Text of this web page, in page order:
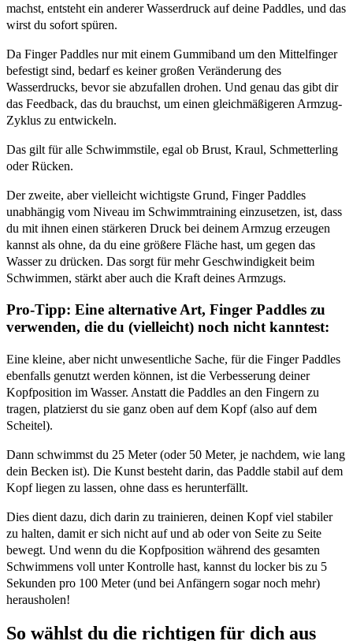
machst, entsteht ein anderer Wasserdruck auf deine Paddles, und das
wirst du sofort spüren.
Da Finger Paddles nur mit einem Gummiband um den Mittelfinger
befestigt sind, bedarf es keiner großen Veränderung des
Wasserdrucks, bevor sie abzufallen drohen. Und genau das gibt dir
das Feedback, das du brauchst, um einen gleichmäßigeren Armzug-
Zyklus zu entwickeln.
Das gilt für alle Schwimmstile, egal ob Brust, Kraul, Schmetterling
oder Rücken.
Der zweite, aber vielleicht wichtigste Grund, Finger Paddles
unabhängig vom Niveau im Schwimmtraining einzusetzen, ist, dass
du mit ihnen einen stärkeren Druck bei deinem Armzug erzeugen
kannst als ohne, da du eine größere Fläche hast, um gegen das
Wasser zu drücken. Das sorgt für mehr Geschwindigkeit beim
Schwimmen, stärkt aber auch die Kraft deines Armzugs.
Pro-Tipp: Eine alternative Art, Finger Paddles zu
verwenden, die du (vielleicht) noch nicht kanntest:
Eine kleine, aber nicht unwesentliche Sache, für die Finger Paddles
ebenfalls genutzt werden können, ist die Verbesserung deiner
Kopfposition im Wasser. Anstatt die Paddles an den Fingern zu
tragen, platzierst du sie ganz oben auf dem Kopf (also auf dem
Scheitel).
Dann schwimmst du 25 Meter (oder 50 Meter, je nachdem, wie lang
dein Becken ist). Die Kunst besteht darin, das Paddle stabil auf dem
Kopf liegen zu lassen, ohne dass es herunterfällt.
Dies dient dazu, dich darin zu trainieren, deinen Kopf viel stabiler
zu halten, damit er sich nicht auf und ab oder von Seite zu Seite
bewegt. Und wenn du die Kopfposition während des gesamten
Schwimmens voll unter Kontrolle hast, kannst du locker bis zu 5
Sekunden pro 100 Meter (und bei Anfängern sogar noch mehr)
herausholen!
So wählst du die richtigen für dich aus